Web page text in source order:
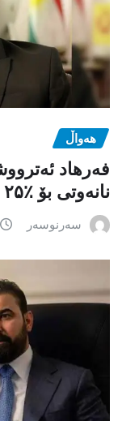
هەواڵ
فەرهاد
نانەوتی بۆ ٪۲۵ بەرز بکاتەوە
سەرنوسەر